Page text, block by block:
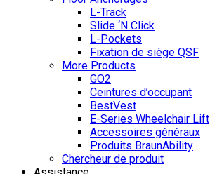
L-Track
Slide ‘N Click
L-Pockets
Fixation de siège QSF
More Products
GO2
Ceintures d’occupant
BestVest
E-Series Wheelchair Lift
Accessoires généraux
Produits BraunAbility
Chercheur de produit